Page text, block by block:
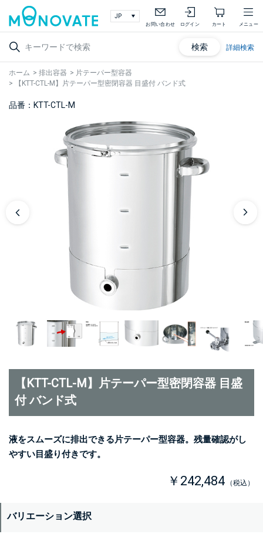
お問い合わせ ログイン カート メニュー
検索 詳細検索
ホーム > 排出容器 > 片テーパー型容器
>
【KTT-CTL-M】片テーパー型密閉容器 目盛付 バンド式
品番：KTT-CTL-M
【KTT-CTL-M】片テーパー型密閉容器 目盛
付 バンド式
液をスムーズに排出できる片テーパー型容器。残量確認がし
やすい目盛り付きです。
￥242,484 （税込）
バリエーション選択